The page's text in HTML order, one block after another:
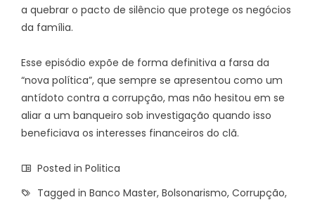
a quebrar o pacto de silêncio que protege os negócios
da família.
Esse episódio expõe de forma definitiva a farsa da
“nova política”, que sempre se apresentou como um
antídoto contra a corrupção, mas não hesitou em se
aliar a um banqueiro sob investigação quando isso
beneficiava os interesses financeiros do clã.
Posted in Politica
Tagged in Banco Master, Bolsonarismo, Corrupção,